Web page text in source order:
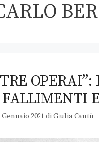
Gennaio 2021 diGiulia Cantù